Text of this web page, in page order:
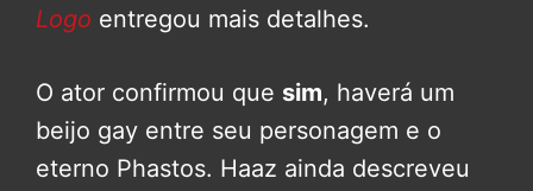
Logo entregou mais detalhes.
O ator confirmou que sim, haverá um
beijo gay entre seu personagem e o
eterno Phastos. Haaz ainda descreveu